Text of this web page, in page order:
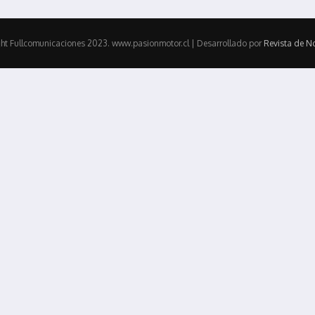
Fullcomunicaciones 2023. www.pasionmotor.cl | Desarrollado por Revista de